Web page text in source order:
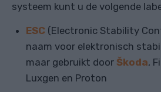
systeem kunt u de volgende
ESC (Electronic Stability
naam voor elektronisch
maar gebruikt door Škoda,
Luxgen en Proton